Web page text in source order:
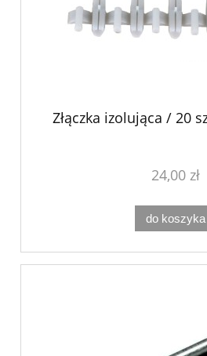
Złączka izolująca / 20
24,00 zł
do koszyka